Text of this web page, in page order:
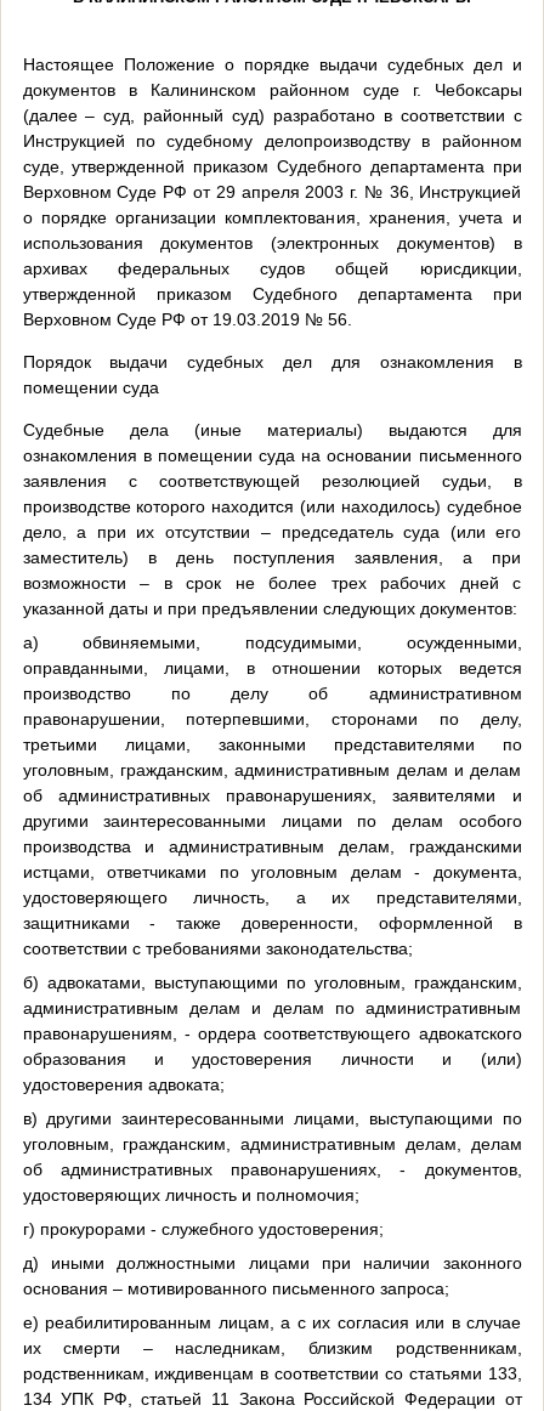
Настоящее Положение о порядке выдачи судебных дел и
документов в Калининском районном суде г. Чебоксары
(далее – суд, районный суд) разработано в соответствии с
Инструкцией по судебному делопроизводству в районном
суде, утвержденной приказом Судебного департамента при
Верховном Суде РФ от 29 апреля 2003 г. № 36, Инструкцией
о порядке организации комплектования, хранения, учета и
использования документов (электронных документов) в
архивах федеральных судов общей юрисдикции,
утвержденной приказом Судебного департамента при
Верховном Суде РФ от 19.03.2019 № 56.
Порядок выдачи судебных дел для ознакомления в
помещении суда
Судебные дела (иные материалы) выдаются для
ознакомления в помещении суда на основании письменного
заявления с соответствующей резолюцией судьи, в
производстве которого находится (или находилось) судебное
дело, а при их отсутствии – председатель суда (или его
заместитель) в день поступления заявления, а при
возможности – в срок не более трех рабочих дней с
указанной даты и при предъявлении следующих документов:
а) обвиняемыми, подсудимыми, осужденными,
оправданными, лицами, в отношении которых ведется
производство по делу об административном
правонарушении, потерпевшими, сторонами по делу,
третьими лицами, законными представителями по
уголовным, гражданским, административным делам и делам
об административных правонарушениях, заявителями и
другими заинтересованными лицами по делам особого
производства и административным делам, гражданскими
истцами, ответчиками по уголовным делам - документа,
удостоверяющего личность, а их представителями,
защитниками - также доверенности, оформленной в
соответствии с требованиями законодательства;
б) адвокатами, выступающими по уголовным, гражданским,
административным делам и делам по административным
правонарушениям, - ордера соответствующего адвокатского
образования и удостоверения личности и (или)
удостоверения адвоката;
в) другими заинтересованными лицами, выступающими по
уголовным, гражданским, административным делам, делам
об административных правонарушениях, - документов,
удостоверяющих личность и полномочия;
г) прокурорами - служебного удостоверения;
д) иными должностными лицами при наличии законного
основания – мотивированного письменного запроса;
е) реабилитированным лицам, а с их согласия или в случае
их смерти – наследникам, близким родственникам,
родственникам, иждивенцам в соответствии со статьями 133,
134 УПК РФ, статьей 11 Закона Российской Федерации от